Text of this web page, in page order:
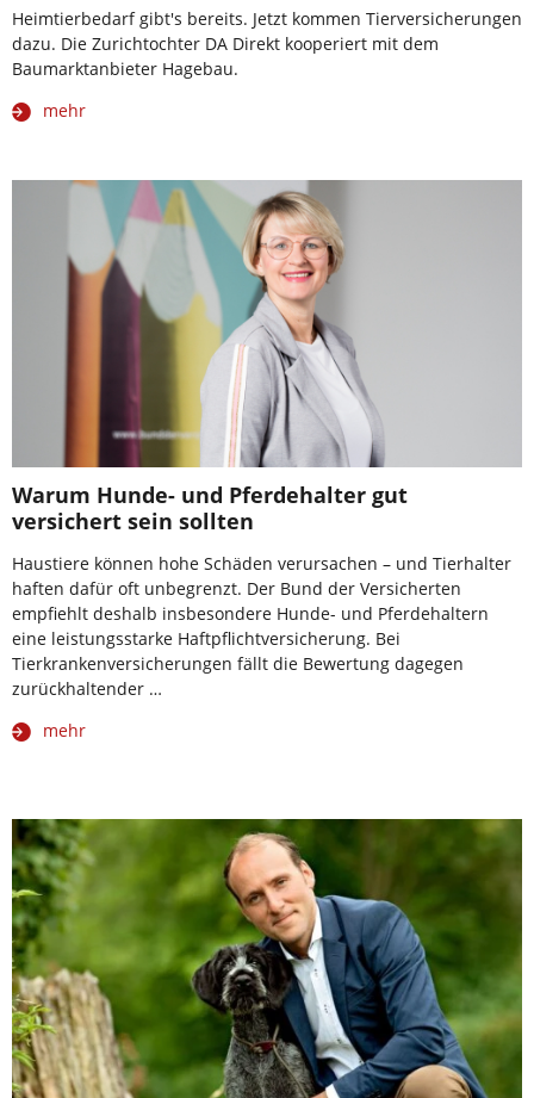
Heimtierbedarf gibt's bereits. Jetzt kommen Tierversicherungen
dazu. Die Zurichtochter DA Direkt kooperiert mit dem
Baumarktanbieter Hagebau.
mehr
Warum Hunde- und Pferdehalter gut
versichert sein sollten
Haustiere können hohe Schäden verursachen – und Tierhalter
haften dafür oft unbegrenzt. Der Bund der Versicherten
empfiehlt deshalb insbesondere Hunde- und Pferdehaltern
eine leistungsstarke Haftpflichtversicherung. Bei
Tierkrankenversicherungen fällt die Bewertung dagegen
zurückhaltender …
mehr